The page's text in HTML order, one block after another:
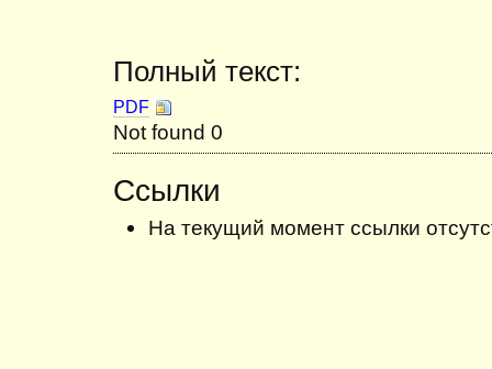
Полный текст:
PDF
Not found 0
Ссылки
На текущий момент ссылки